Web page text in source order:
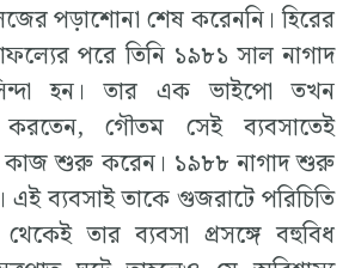
পড়াশোনা শেষ করেননি। হিরের
পরে তিনি ১৯৮১ সাল নাগাদ
হন। তার এক ভাইপো তখন
করতেন, গৌতম সেই ব্যবসাতেই
কাজ শুরু করেন। ১৯৮৮ নাগাদ শুরু
এই ব্যবসাই তাকে গুজরাটে পরিচিতি
তার ব্যবসা প্রসঙ্গে বহুবিধ